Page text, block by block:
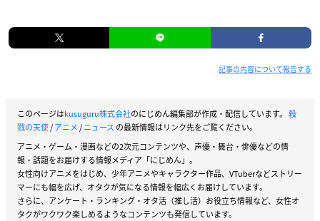
記事の内容について報告する
このページはkusuguru株式会社のにじめん編集部が作成・配信しています。 殺
戮の天使/アニメ/ニュース の最新情報はリンク先をご覧ください。
アニメ・ゲーム・漫画などの2次元コンテンツや、声優・舞台・俳優などの情
報・話題をお届けする情報メディア「にじめん」。
女性向けアニメをはじめ、少年アニメやキャラクター作品、VTuberなどストリー
マーにも幅を広げ、オタクが気になる情報を幅広くお届けしています。
さらに、アンケート・ランキング・オタ活（推し活）お役立ち情報など、女性オ
タクがワクワク楽しめるようなコンテンツも発信しています。